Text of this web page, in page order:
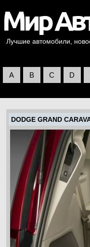
Лучшие автомобили,
A B C D
DODGE GRAND